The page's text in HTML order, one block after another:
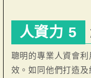
人資力 5
聰明的專業人資會
效。如同他們打造